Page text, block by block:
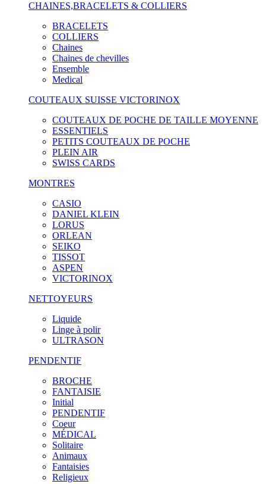
CHAINES,BRACELETS & COLLIERS
BRACELETS
COLLIERS
Chaines
Chaines de chevilles
Ensemble
Medical
COUTEAUX SUISSE VICTORINOX
COUTEAUX DE POCHE DE TAILLE MOYENNE
ESSENTIELS
PETITS COUTEAUX DE POCHE
PLEIN AIR
SWISS CARDS
MONTRES
CASIO
DANIEL KLEIN
LORUS
ORLEAN
SEIKO
TISSOT
ASPEN
VICTORINOX
NETTOYEURS
Liquide
Linge à polir
ULTRASON
PENDENTIF
BROCHE
FANTAISIE
Initial
PENDENTIF
Coeur
MÉDICAL
Solitaire
Animaux
Fantaisies
Religieux